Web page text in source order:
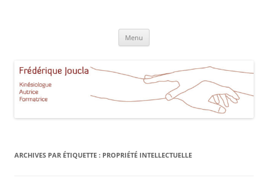
Aucamville Toulouse
Menu
ARCHIVES PAR ÉTIQUETTE : PROPRIÉTÉ INTELLECTUELLE